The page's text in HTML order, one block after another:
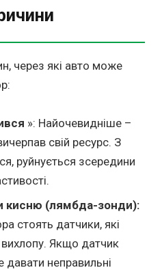
через які авто може
»: Найочевидніше –
свій ресурс. З
руйнується зсередини
кисню (лямбда-зонди):
стоять датчики, які
Якщо датчик
давати неправильні